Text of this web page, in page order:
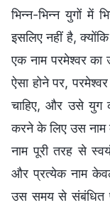
भिन्न-भिन्न युगों में
इसलिए नहीं है,
एक नाम परमेश्वर का
ऐसा होने पर,
चाहिए, और उसे युग
करने के लिए उस नाम
नाम पूरी तरह से
और प्रत्येक नाम
उस समय से संबंधित